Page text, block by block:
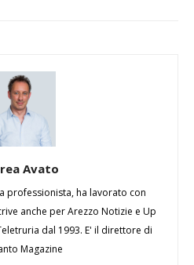
Avato
professionista, ha lavorato con
anche per Arezzo Notizie e Up
dal 1993. E' il direttore di
Magazine